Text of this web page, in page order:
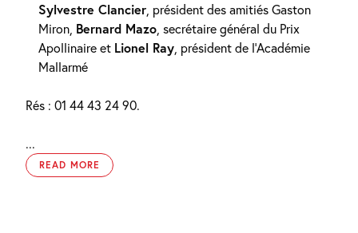
Sylvestre Clancier, président des amitiés Gaston
Miron, Bernard Mazo, secrétaire général du Prix
Apollinaire et Lionel Ray, président de l’Académie
Mallarmé
Rés : 01 44 43 24 90.
...
READ MORE